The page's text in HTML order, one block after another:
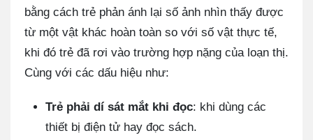
bằng cách trẻ phản ánh lại số ảnh nhìn thấy được
từ một vật khác hoàn toàn so với số vật thực tế,
khi đó trẻ đã rơi vào trường hợp nặng của loạn thị.
Cùng với các dấu hiệu như:
Trẻ phải dí sát mắt khi đọc: khi dùng các
thiết bị điện tử hay đọc sách.